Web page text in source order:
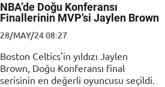
NBA’de Doğu Konferansı
Finallerinin MVP’si Jaylen Brown
28/MAY/24 08:27
Boston Celtics'in yıldızı Jaylen
Brown, Doğu Konferansı final
serisinin en değerli oyuncusu seçildi.